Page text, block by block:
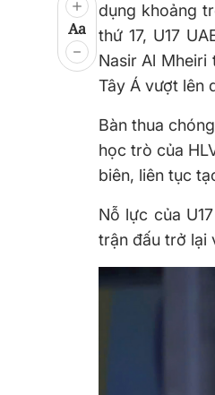
Aa
dụng khoảng
thứ 17, U17
Nasir Al
Tây Á vượt lên
Bàn thua
học trò của
biên, liên tục
Nỗ lực của
trận đấu trở lại